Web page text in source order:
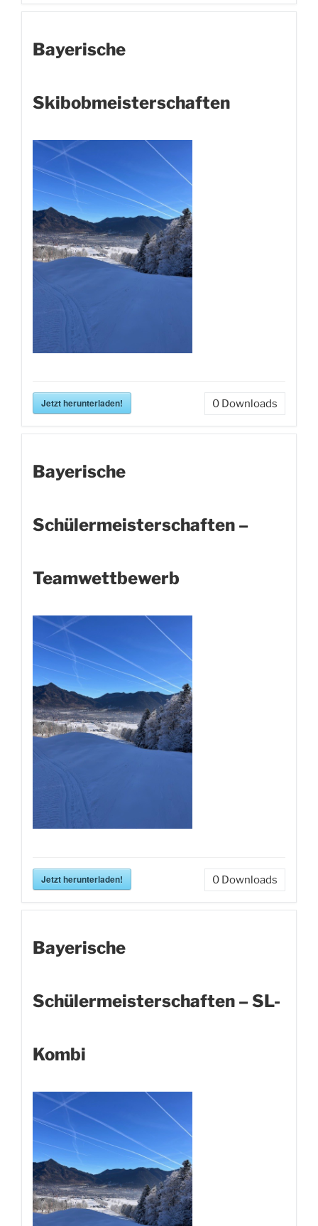
Bayerische
Skibobmeisterschaften
Jetzt herunterladen! 0 Downloads
Bayerische
Schülermeisterschaften –
Teamwettbewerb
Jetzt herunterladen! 0 Downloads
Bayerische
Schülermeisterschaften – SL-
Kombi